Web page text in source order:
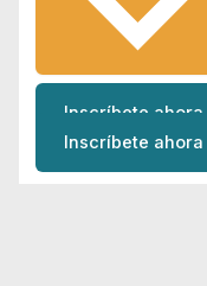
Inscríbete ahora
Inscríbete ahora